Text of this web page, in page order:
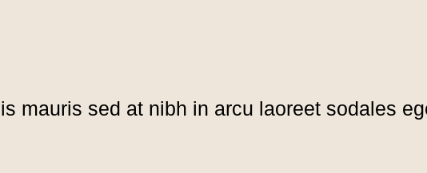
mauris sed at nibh in arcu laoreet sodales